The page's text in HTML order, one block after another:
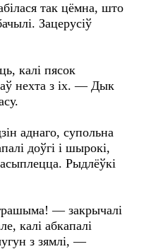
так цёмна, што
Зацерусіў
калі пясок
нехта з іх. — Дык
аднаго, супольна
доўгі і шырокі,
Рыдлёўкі
— закрычалі
калі абкапалі
з зямлі, —